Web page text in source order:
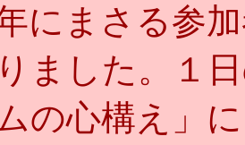
にまさる参
ました。１
の心構え」